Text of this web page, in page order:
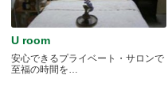
U room
安心できるプライベート・サロンで
至福の時間を…